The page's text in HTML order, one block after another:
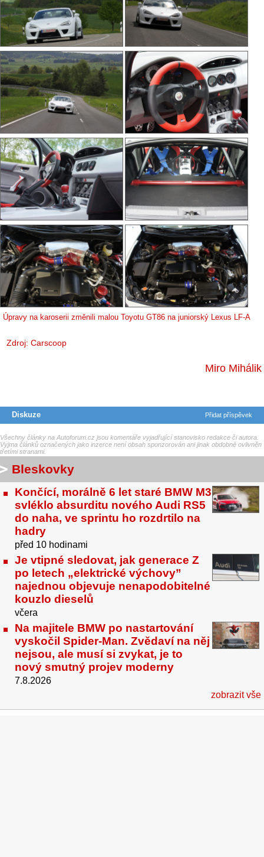
Úpravy na karoserii změnili malou Toyotu GT86 na juniorský Lexus LF-A
Zdroj: Carscoop
Miro Mihálik
Diskuze Přidat příspěvek
Všechny články na Autoforum.cz jsou komentáře vyjadřující stanovisko redakce či autora.
Vyjma článků označených jako inzerce není obsah sponzorován ani jinak obdobně ovlivněn
třetími stranami.
Bleskovky
Končící, morálně 6 let staré BMW M3
svléklo absurditu nového Audi RS5
do naha, ve sprintu ho rozdrtilo na
hadry
před 10 hodinami
Je vtipné sledovat, jak generace Z
po letech „elektrické výchovy”
najednou objevuje nenapodobitelné
kouzlo dieselů
včera
Na majitele BMW po nastartování
vyskočil Spider-Man. Zvědaví na něj
nejsou, ale musí si zvykat, je to
nový smutný projev moderny
7.8.2026
zobrazit vše